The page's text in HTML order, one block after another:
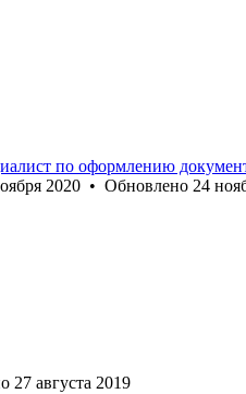
по оформлению
2020 • Обновлено 24
27 августа 2019